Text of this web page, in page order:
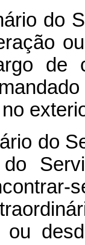
do
de
do
do